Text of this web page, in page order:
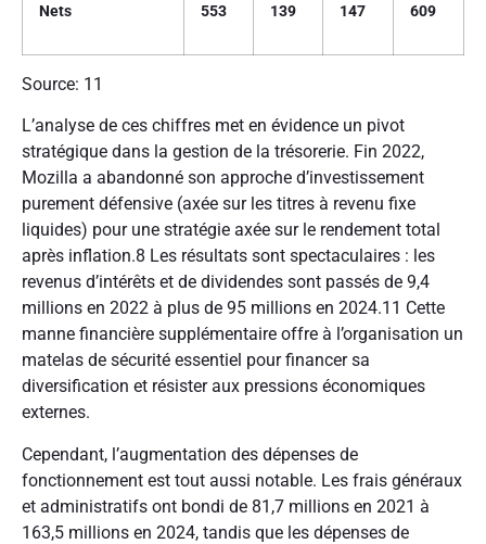
Nets
553
139
147
609
Source: 11
L’analyse de ces chiffres met en évidence un pivot
stratégique dans la gestion de la trésorerie. Fin 2022,
Mozilla a abandonné son approche d’investissement
purement défensive (axée sur les titres à revenu fixe
liquides) pour une stratégie axée sur le rendement total
après inflation.8 Les résultats sont spectaculaires : les
revenus d’intérêts et de dividendes sont passés de 9,4
millions en 2022 à plus de 95 millions en 2024.11 Cette
manne financière supplémentaire offre à l’organisation un
matelas de sécurité essentiel pour financer sa
diversification et résister aux pressions économiques
externes.
Cependant, l’augmentation des dépenses de
fonctionnement est tout aussi notable. Les frais généraux
et administratifs ont bondi de 81,7 millions en 2021 à
163,5 millions en 2024, tandis que les dépenses de